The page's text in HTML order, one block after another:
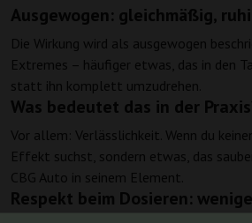
Ausgewogen: gleichmäßig,
Die Wirkung wird als ausgewogen
Extremes – häufiger etwas, das in den
statt ihn komplett umzudrehen.
Was bedeutet das in der
Vor allem: Verlässlichkeit. Wenn du
Effekt suchst, sondern etwas, das
CBG Auto in seinem Element.
Respekt beim Dosieren: